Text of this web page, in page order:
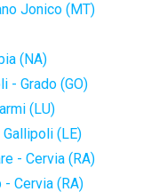
Jonico (MT)
(NA)
- Grado (GO)
(LU)
(LE)
- Cervia (RA)
- Cervia (RA)